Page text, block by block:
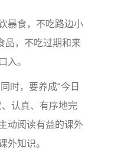
暴食，不吃路边小
品，不吃过期和来
入。
时，要养成“今日
认真、有序地完
动阅读有益的课外
外知识。